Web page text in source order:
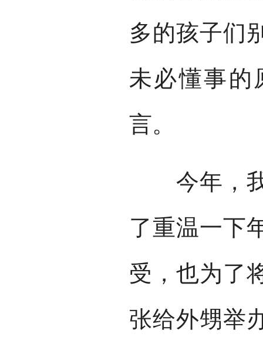
多的孩子们
未必懂事的
言。
今年，我
了重温一下
受，也为了
张给外甥举